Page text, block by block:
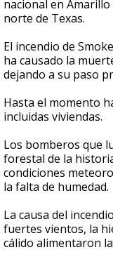
44
seconds
nacional en
norte de Texas.
El incendio de
ha causado la
dejando a su paso
Hasta el momento
incluidas viviendas.
Los bomberos que
forestal de la
condiciones
la falta de humedad.
La causa del
fuertes vientos, la
cálido alimentaron